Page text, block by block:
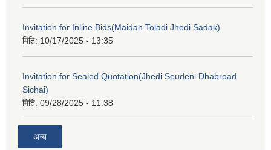
Invitation for Inline Bids(Maidan Toladi Jhedi Sadak)
मिति: 10/17/2025 - 13:35
Invitation for Sealed Quotation(Jhedi Seudeni Dhabroad
Sichai)
मिति: 09/28/2025 - 11:38
अन्य